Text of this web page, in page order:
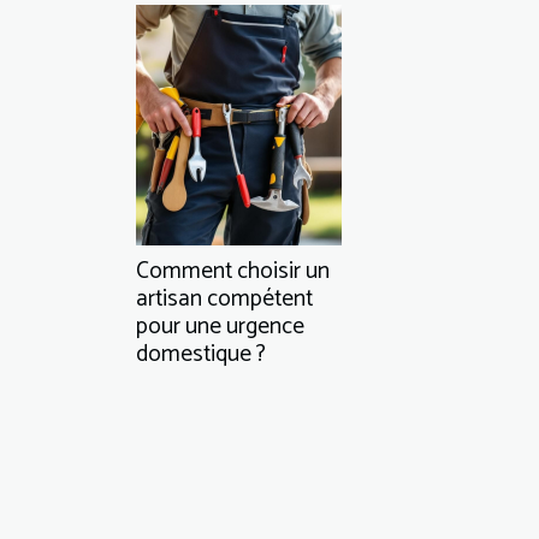
Comment choisir un
artisan compétent
pour une urgence
domestique ?